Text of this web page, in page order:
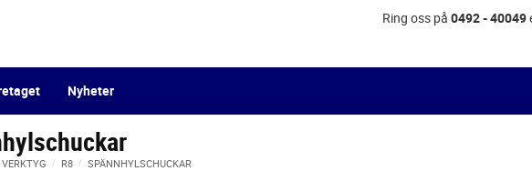
Ring oss på 0492 - 40049
Nyheter
R8 SPÄNNHYLSCHUCKAR